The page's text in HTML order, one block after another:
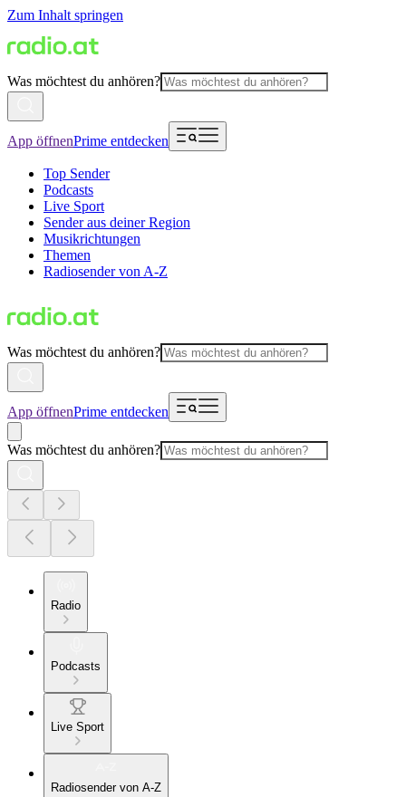
Zum Inhalt springen
Was möchtest du anhören?
App öffnenPrime entdecken
Top Sender
Podcasts
Live Sport
Sender aus deiner Region
Musikrichtungen
Themen
Radiosender von A-Z
Was möchtest du anhören?
App öffnenPrime entdecken
Was möchtest du anhören?
Radio
Podcasts
Live Sport
Radiosender von A-Z